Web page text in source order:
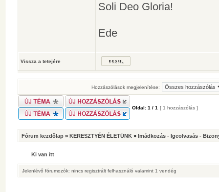
Soli Deo Gloria!
Ede
Vissza a tetejére
Hozzászólások megjelenítése:
Oldal: 1 / 1 [ 1 hozzászólás ]
Fórum kezdőlap » KERESZTYÉN ÉLETÜNK » Imádkozás - Igeolvasás -
Ki van itt
Jelenlévő fórumozók: nincs regisztrált felhasználó valamint 1 vendég